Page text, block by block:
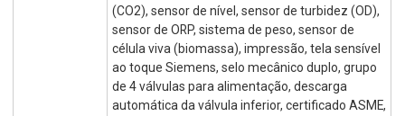
(CO2), sensor de nível, sensor de turbidez (OD),
sensor de ORP, sistema de peso, sensor de
célula viva (biomassa), impressão, tela sensível
ao toque Siemens, selo mecânico duplo, grupo
de 4 válvulas para alimentação, descarga
automática da válvula inferior, certificado ASME,